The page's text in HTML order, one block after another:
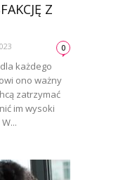
Z
0
każdego
ono ważny
zatrzymać
im wysoki